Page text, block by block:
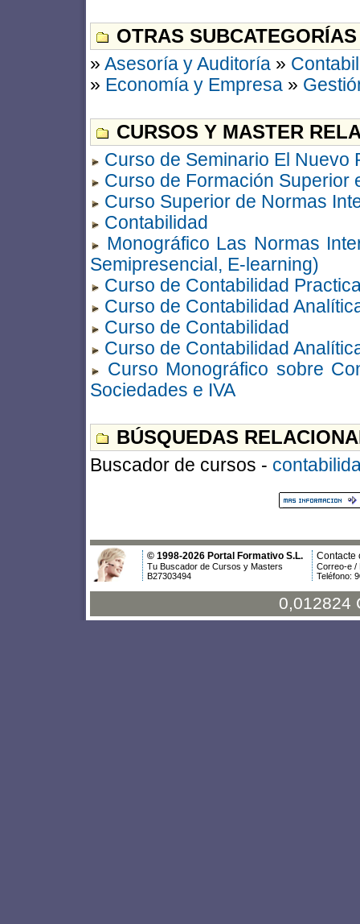
OTRAS
» Asesoría y Auditoría »
» Economía y Empresa »
CURSOS Y MASTER
Curso de Seminario El Nuevo
Curso de Formación Superior
Curso Superior de Normas
Contabilidad
Monográfico Las Normas
Semipresencial, E-learning)
Curso de Contabilidad
Curso de Contabilidad
Curso de Contabilidad
Curso de Contabilidad
Curso Monográfico sobre
Sociedades e IVA
BÚSQUEDAS
Buscador de cursos -
© 1998-2026 Portal Formativo S.L.
Tu Buscador de Cursos y Masters
B27303494
Contacte
Correo-e /
Teléfono:
0,012824